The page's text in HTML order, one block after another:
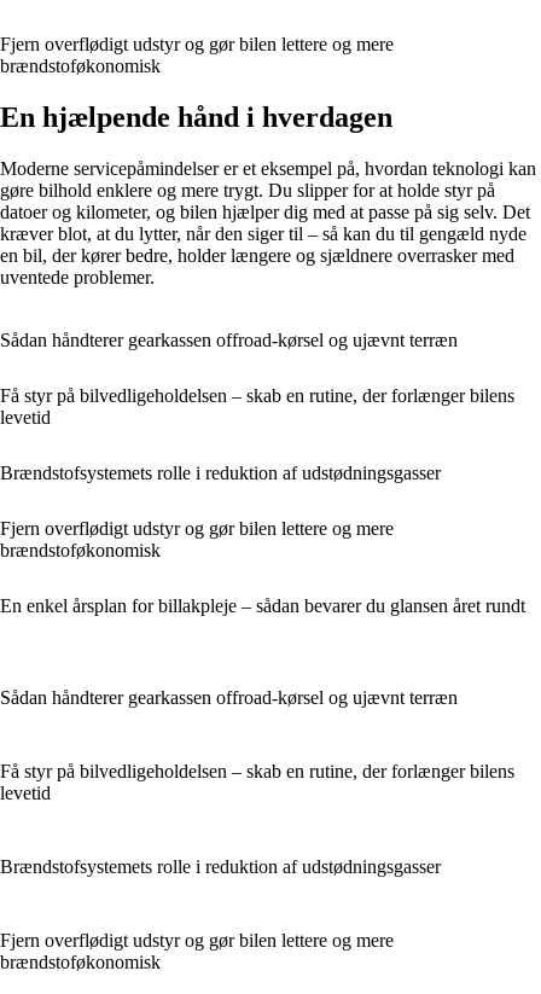
Fjern overflødigt udstyr og gør bilen lettere og mere
brændstoføkonomisk
En hjælpende hånd i hverdagen
Moderne servicepåmindelser er et eksempel på, hvordan teknologi kan
gøre bilhold enklere og mere trygt. Du slipper for at holde styr på
datoer og kilometer, og bilen hjælper dig med at passe på sig selv. Det
kræver blot, at du lytter, når den siger til – så kan du til gengæld nyde
en bil, der kører bedre, holder længere og sjældnere overrasker med
uventede problemer.
Sådan håndterer gearkassen offroad-kørsel og ujævnt terræn
Få styr på bilvedligeholdelsen – skab en rutine, der forlænger bilens
levetid
Brændstofsystemets rolle i reduktion af udstødningsgasser
Fjern overflødigt udstyr og gør bilen lettere og mere
brændstoføkonomisk
En enkel årsplan for billakpleje – sådan bevarer du glansen året rundt
Sådan håndterer gearkassen offroad-kørsel og ujævnt terræn
Få styr på bilvedligeholdelsen – skab en rutine, der forlænger bilens
levetid
Brændstofsystemets rolle i reduktion af udstødningsgasser
Fjern overflødigt udstyr og gør bilen lettere og mere
brændstoføkonomisk